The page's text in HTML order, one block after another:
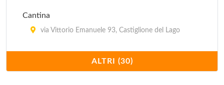
Cantina
via Vittorio Emanuele 93, Castiglione del Lago
corso Cavour 28, Perugia
ALTRI (30)